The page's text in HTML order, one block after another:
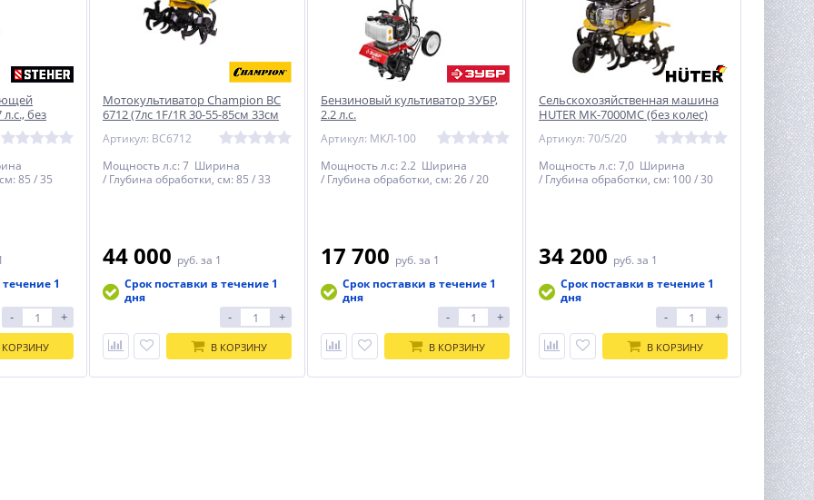
л.с., без
85 / 35
1
- +
КОРЗИНУ
Мотокультиватор Champion ВC
6712 (7лс 1F/1R 30-55-85см 33см
Артикул: BC6712
Мощность л.c: 7 Ширина
/ Глубина обработки, см: 85 / 33
44 000 руб. за 1
Срок поставки в течение 1
дня
- +
В КОРЗИНУ
Бензиновый культиватор ЗУБР,
2.2 л.с.
Артикул: МКЛ-100
Мощность л.c: 2.2 Ширина
/ Глубина обработки, см: 26 / 20
17 700 руб. за 1
Срок поставки в течение 1
дня
- +
В КОРЗИНУ
Сельскохозяйственная машина
HUTER MK-7000MС (без колес)
Артикул: 70/5/20
Мощность л.c: 7,0 Ширина
/ Глубина обработки, см: 100 / 30
34 200 руб. за 1
Срок поставки в течение 1
дня
- +
В КОРЗИНУ